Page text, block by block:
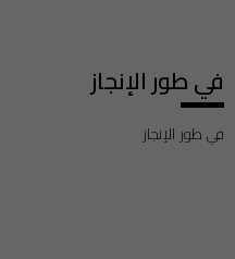
في طور الإنجاز
في طور الإنجاز